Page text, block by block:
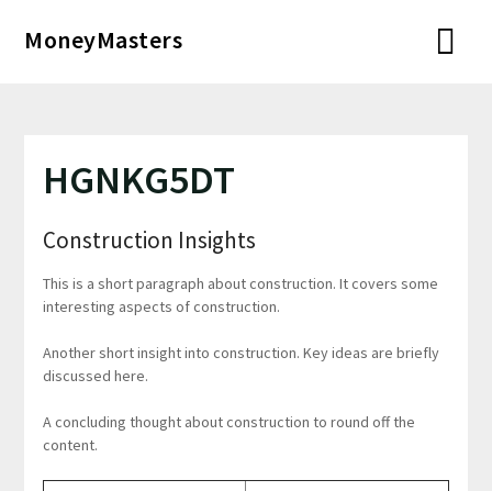
MoneyMasters
HGNKG5DT
Construction Insights
This is a short paragraph about construction. It covers some
interesting aspects of construction.
Another short insight into construction. Key ideas are briefly
discussed here.
A concluding thought about construction to round off the
content.